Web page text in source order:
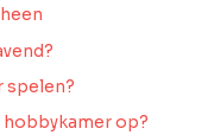
spelen?
hobbykamer op?